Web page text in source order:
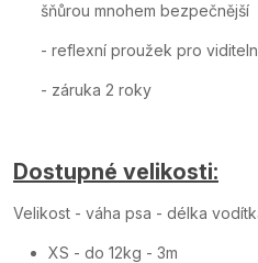
šňůrou mnohem bezpečnější
- reflexní proužek pro
- záruka 2 roky
Dostupné velikosti:
Velikost - váha psa - délka
XS - do 12kg - 3m